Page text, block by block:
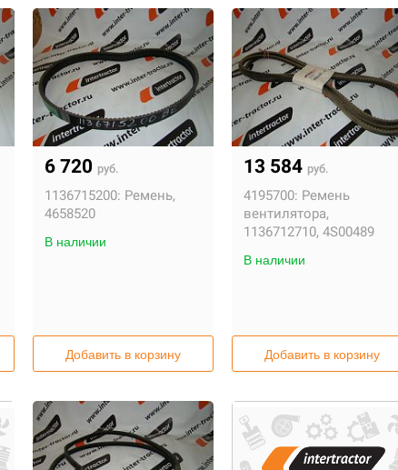
07.10.2022
6 720 руб.
1136715200: Ремень,
4658520
В наличии
Добавить в корзину
13 584 руб.
4195700: Ремень
вентилятора,
1136712710, 4S00489
В наличии
Добавить в корзину